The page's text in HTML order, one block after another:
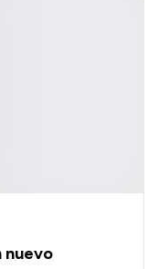
nuevo